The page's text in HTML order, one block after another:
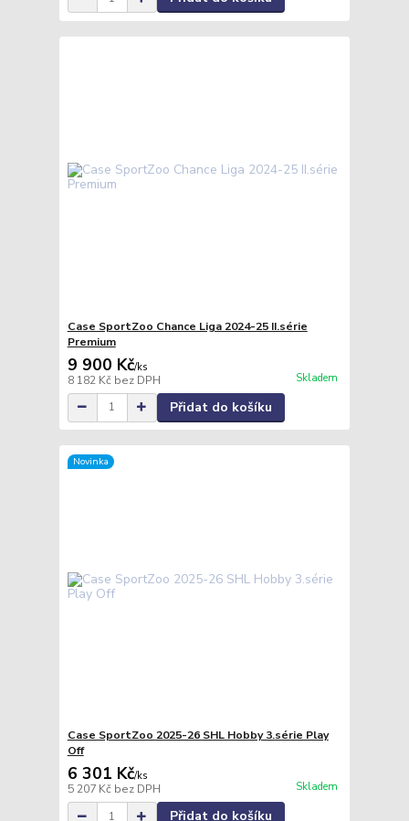
Case SportZoo Chance Liga 2024-25 II.série
Premium
9 900 Kč/ks
8 182 Kč bez DPH Skladem
Přidat do košíku
Novinka
Case SportZoo 2025-26 SHL Hobby 3.série Play
Off
6 301 Kč/ks
5 207 Kč bez DPH Skladem
Přidat do košíku